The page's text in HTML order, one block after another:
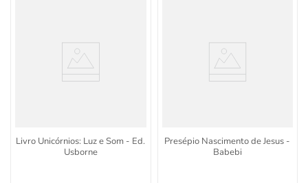
Livro Unicórnios: Luz e Som - Ed.
Usborne
Presépio Nascimento de Jesus -
Babebi